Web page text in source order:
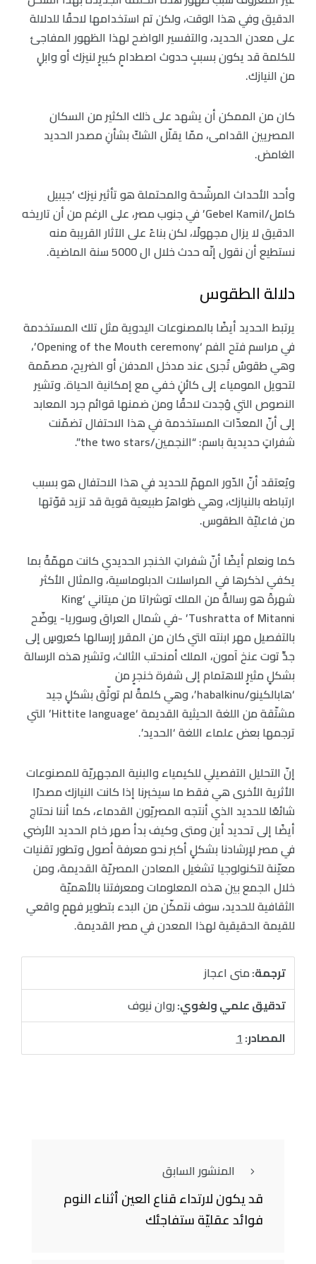
الدقيق وفي هذا الوقت، ولكن تم استخدامها لاحقًا للدلالة
على معدن الحديد، والتفسير الواضح لهذا الظهور المفاجئ
للكلمة قد يكون بسببِ حدوث اصطدامٍ كبيرٍ لنيزك أو وابلٍ
من النيازك.
كان من الممكن أن يشهد على ذلك الكثير من السكان
المصريين القدامى، ممّا يقلّل الشكّ بشأنِ مصدر الحديد
الغامض.
وأحد الأحداث المرشّحة والمحتملة هو تأثير نيزك ‘جيبيل
كامل/Gebel Kamil’ في جنوب مصر، على الرغم من أن تاريخه
الدقيق لا يزال مجهولًا، لكن بناءً على الآثار القريبة منه
نستطيع أن نقول إنّه حدث خلال ال 5000 سنة الماضية.
دلالة الطقوس
يرتبط الحديد أيضًا بالمصنوعات اليدوية مثل تلك المستخدمة
في مراسم فتح الفم ‘Opening of the Mouth ceremony’،
وهي طقوسٌ تُجرى عند مدخل المدفن أو الضريح، مصمّمة
لتحويل المومياء إلى كائنٍ خفي مع إمكانية الحياة. وتشير
النصوص التي وُجدت لاحقًا ومن ضمنها قوائم جرد المعابد
إلى أنّ المعدّات المستخدمة في هذا الاحتفال تضمّنت
شفراتٍ حديدية باسم: “النجمين/the two stars”.
ويُعتقد أنّ الدّور المهمّ للحديد في هذا الاحتفال هو بسبب
ارتباطه بالنيازك، وهي ظواهرُ طبيعية قوية قد تزيد قوّتها
من فاعليّة الطقوس.
كما ونعلم أيضًا أنّ شفراتِ الخنجر الحديدي كانت مهمّةً بما
يكفي لذكرها في المراسلات الدبلوماسية، والمثال الأكثر
شهرةً هو رسالةٌ من الملك توشراتا من ميتاني ‘King
Tushratta of Mitanni’ -في شمال العراق وسوريا- يوضّح
بالتفصيل مهر ابنته التي كان من المقرر إرسالها كعروسٍ إلى
جدِّ توت عنخ آمون، الملك أمنحتب الثالث، وتشير هذه الرسالة
بشكلٍ مثيرٍ للاهتمام إلى شفرة خنجرٍ من
‘هابالكينو/habalkinu’، وهي كلمةٌ لم توثّق بشكلٍ جيد
مشتّقة من اللغة الحيثية القديمة ‘Hittite language’ التي
ترجمها بعض علماء اللغة ‘الحديد’.
إنّ التحليل التفصيلي للكيمياء والبنية المجهريّة للمصنوعات
الأثرية الأخرى هي فقط ما سيخبرنا إذا كانت النيازك مصدرًا
شائعًا للحديد الذي أنتجه المصريّون القدماء، كما أننا نحتاج
أيضًا إلى تحديد أين ومتى وكيف بدأ صهر خام الحديد الأرضي
في مصر لإرشادنا بشكلٍ أكبر نحو معرفة أصول وتطور تقنيات
معيّنة لتكنولوجيا تشغيل المعادن المصريّة القديمة، ومن
خلال الجمع بين هذه المعلومات ومعرفتنا بالأهميّة
الثقافية للحديد، سوف نتمكّن من البدء بتطوير فهمٍ واقعي
للقيمة الحقيقية لهذا المعدن في مصر القديمة.
ترجمة:منى اعجاز
تدقيق علمي ولغوي:روان نيوف
المصادر:1
المنشور السابق
قد يكون لارتداء قناع العين أثناء النوم
فوائد عقليّة ستفاجئك